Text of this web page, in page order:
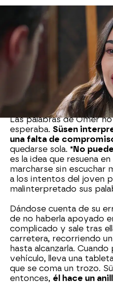
Convencida de sus
plantea a Ömer dar un
casarse.
Él no rechaza
que no es el momento
deben priorizar sus
casarnos, pero no
ir a la universidad"
, le
todavía son muy
responsabilidad.
Las palabras de Ömer
esperaba. Süsen
una falta de
quedarse sola. "No
es la idea que resuena
marcharse sin escuchar
a los intentos del joven
malinterpretado sus
Dándose cuenta de su
de no haberla apoyado
complicado y sale tras
carretera, recorriendo
hasta alcanzarla.
vehículo, lleva una
que se coma un trozo.
entonces, él hace un